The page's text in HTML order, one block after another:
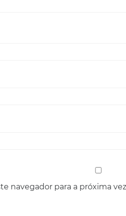
navegador para a próxima